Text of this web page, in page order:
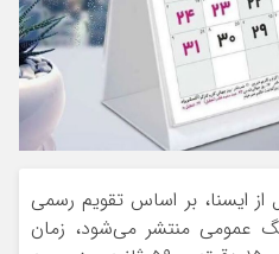
از ایسنا، بر اساس تقویم رسمی
عمومی منتشر می‌شود، زمان